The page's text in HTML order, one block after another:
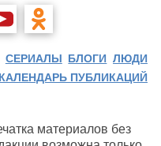
СЕРИАЛЫ БЛОГИ ЛЮДИ
КАЛЕНДАРЬ ПУБЛИКАЦИЙ
материалов без